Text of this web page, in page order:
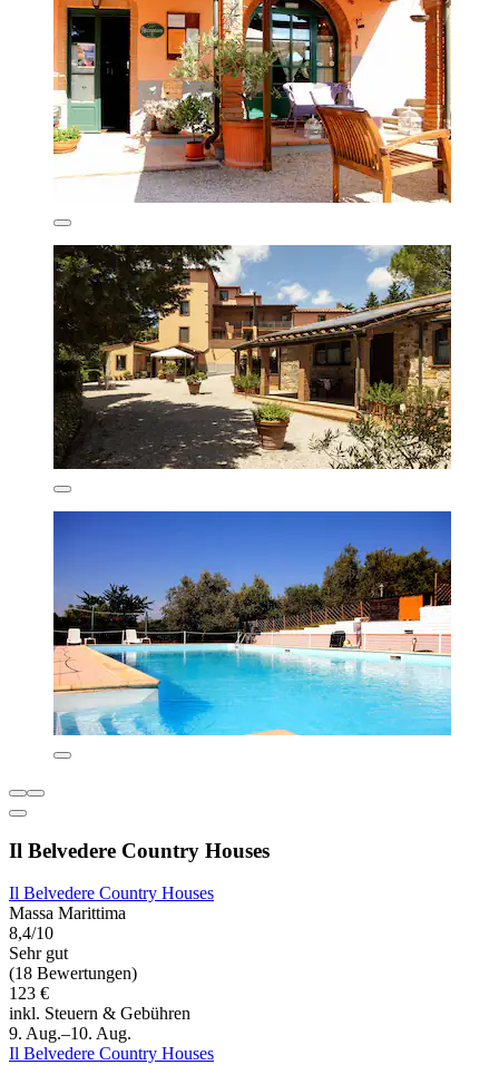
Il Belvedere Country Houses
Il Belvedere Country Houses
Massa Marittima
8,4/10
Sehr gut
(18 Bewertungen)
123 €
inkl. Steuern & Gebühren
9. Aug.–10. Aug.
Il Belvedere Country Houses